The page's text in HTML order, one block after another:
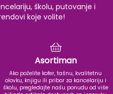
školu, putovanje i
koje volite!
Asortiman
Ako poželite kofer, tašnu, kvalitetnu
olovku, knjigu ili pribor za kancelariju i
školu, pregledajte našu ponudu od više